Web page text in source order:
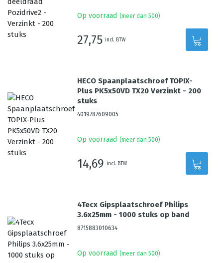
Op voorraad (meer dan 500)
27,75 incl. BTW
HECO Spaanplaatschroef TOPIX-
Plus PK5x50VD TX20 Verzinkt - 200
stuks
4019787609005
Op voorraad (meer dan 500)
14,69 incl. BTW
4Tecx Gipsplaatschroef Philips
3.6x25mm - 1000 stuks op band
8715883010634
Op voorraad (meer dan 500)